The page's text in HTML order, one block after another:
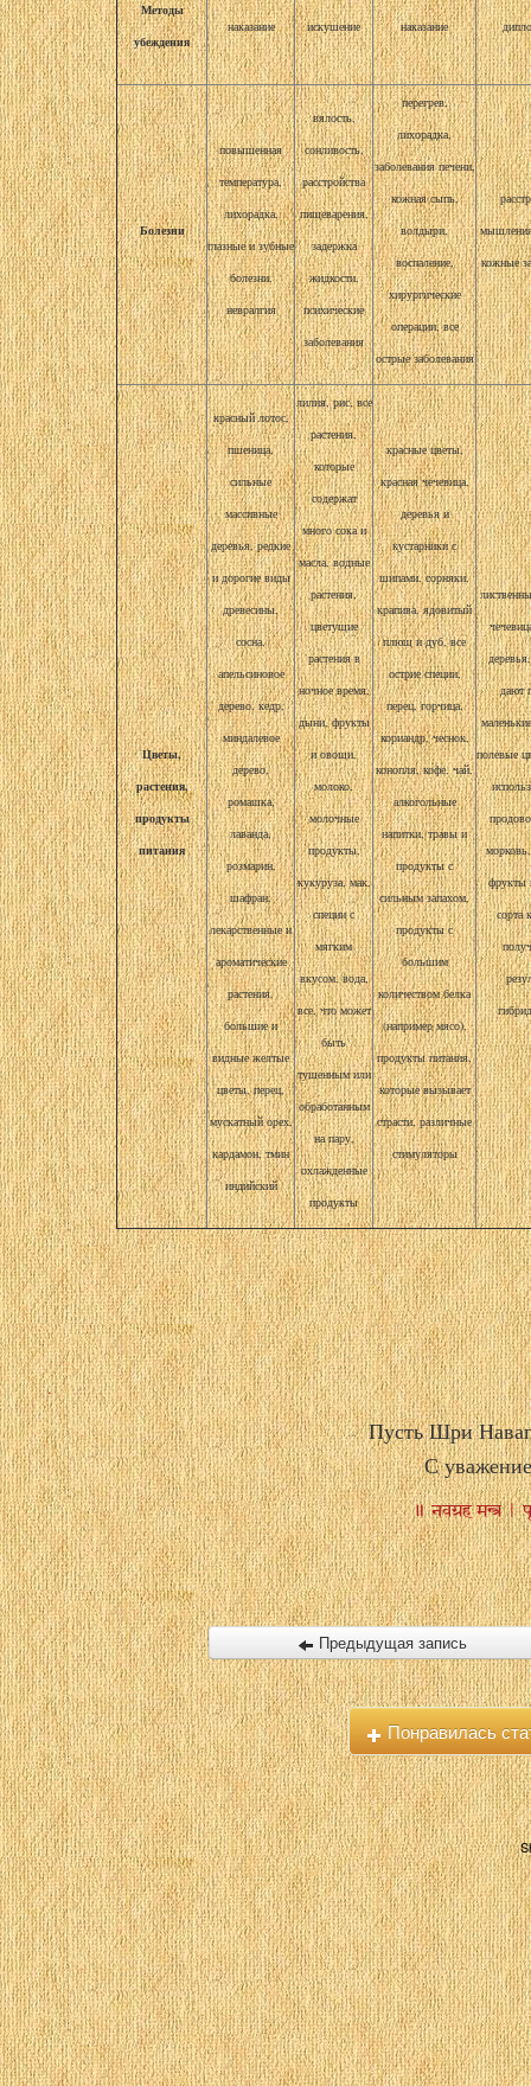
Методы
убеждения
наказание искушение наказание
Болезни
повышенная
температура,
лихорадка,
глазные и зубные
болезни,
невралгия
вялость,
сонливость,
расстройства
пищеварения,
задержка
жидкости,
психические
заболевания
перегрев,
лихорадка,
заболевания печени,
кожная сыпь,
волдыри,
воспаление,
хирургические
операции, все
острые заболевания
кожные
Цветы,
растения,
продукты
питания
красный лотос,
пшеница,
сильные
массивные
деревья, редкие
и дорогие виды
древесины,
сосна,
апельсиновое
дерево, кедр,
миндалевое
дерево,
ромашка,
лаванда,
розмарин,
шафран,
лекарственные и
ароматические
растения,
большие и
видные желтые
цветы, перец,
мускатный орех,
кардамон, тмин
индийский
лилия, рис, все
растения,
которые
содержат
много сока и
масла, водные
растения,
цветущие
растения в
ночное время,
дыни, фрукты
и овощи,
молоко,
молочные
продукты,
кукуруза, мак,
специи с
мягким
вкусом, вода,
все, что может
быть
тушенным или
обработанным
на пару,
охлажденные
продукты
красные цветы,
красная чечевица,
деревья и
кустарники с
шипами, сорняки,
крапива, ядовитый
плющ и дуб, все
острие специи,
перец, горчица,
кориандр, чеснок,
конопля, кофе, чай,
алкогольные
напитки, травы и
продукты с
сильным запахом,
продукты с
большим
количеством белка
(например мясо),
продукты питания,
которые вызывает
страсти, различные
стимуляторы
дают
полевые
фрукты
сорта
.
Пусть Шри
С
॥ नवग्रह मन्त्र |
Предыдущая запись
Понравилась